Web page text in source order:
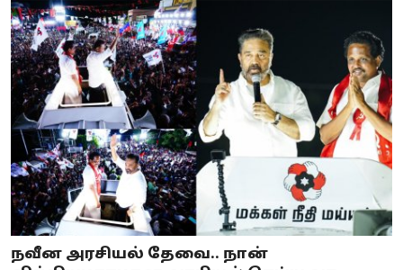
நவீன அரசியல் தேவை.. நான்